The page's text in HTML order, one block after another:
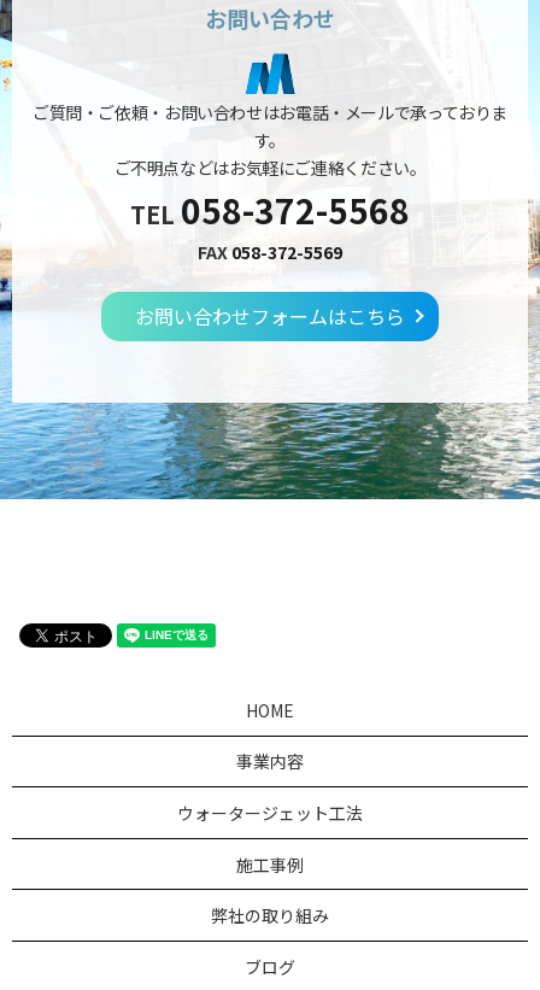
お問い合わせ
ご質問・ご依頼・お問い合わせはお電話・メールで承っておりま
す。
ご不明点などはお気軽にご連絡ください。
TEL 058-372-5568
FAX 058-372-5569
お問い合わせフォームはこちら
HOME
事業内容
ウォータージェット工法
施工事例
弊社の取り組み
ブログ